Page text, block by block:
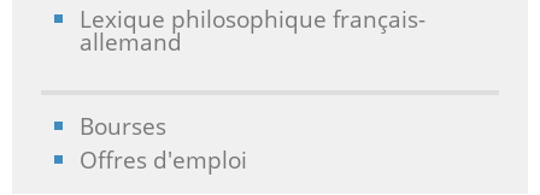
Lexique philosophique français-
allemand
Bourses
Offres d'emploi